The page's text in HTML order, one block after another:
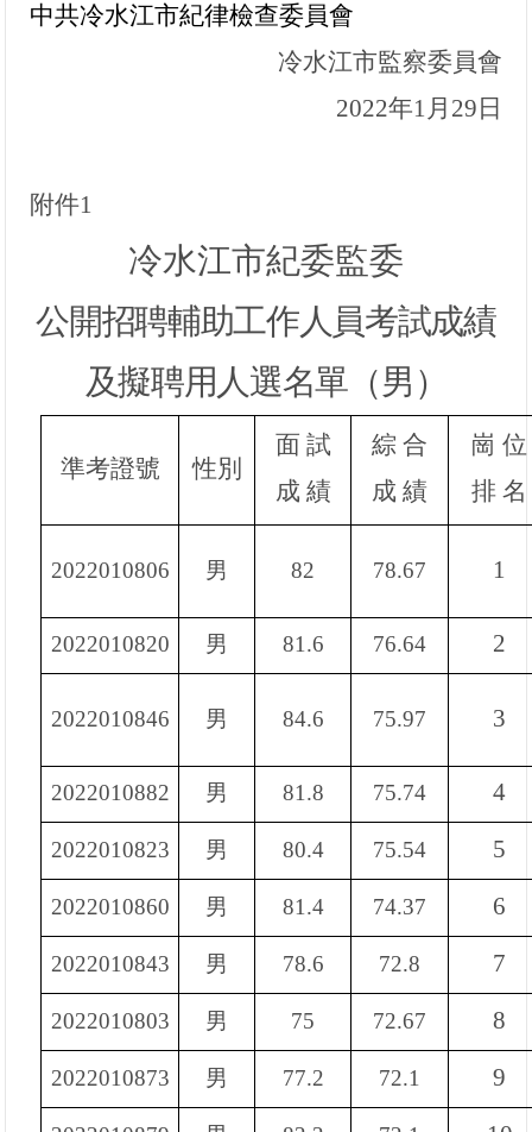
中共冷水江市紀律檢查委員會
冷水江市監察委員會
2022年1 月 29 日
附件1
冷水江市紀委監委
公開招聘輔助工作人員考試成績
及擬聘用人選名單（男 ）
準考證號 性別
面 試
成 績
綜 合
成 績
崗 位
排 名
2022010806 男 82 78.67 1
2022010820 男 81.6 76.64 2
2022010846 男 84.6 75.97 3
2022010882 男 81.8 75.74 4
2022010823 男 80.4 75.54 5
2022010860 男 81.4 74.37 6
2022010843 男 78.6 72.8 7
2022010803 男 75 72.67 8
2022010873 男 77.2 72.1 9